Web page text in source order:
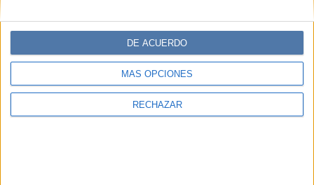
MÁS OPCIONES
RECHAZAR
DE ACUERDO